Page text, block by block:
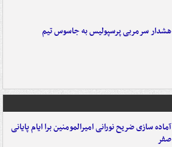
هشدار سرمربی پرسپولیس به جاسوس تیم
آماده سازی ضریح نورانی امیرالمومنین برا ایام پایانی
صفر